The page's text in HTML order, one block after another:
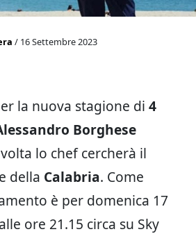
/ 16 Settembre 2023
la nuova stagione di 4
Borghese
lo chef cercherà il
della Calabria. Come
è per domenica 17
ore 21.15 circa su Sky